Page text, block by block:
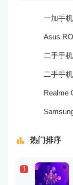
热门排序
1